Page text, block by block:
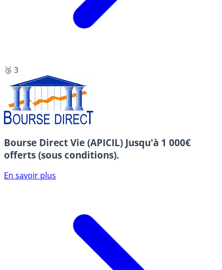
🥉 3
Bourse Direct Vie (APICIL) Jusqu'à 1 000€
offerts (sous conditions).
En savoir plus